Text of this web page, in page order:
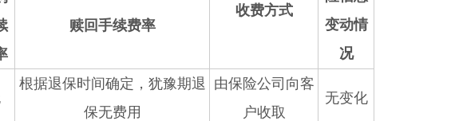
收费方式
变动情
况
赎回手续费率
根据退保时间确定，犹豫期退
保无费用
由保险公司向客
户收取
无变化